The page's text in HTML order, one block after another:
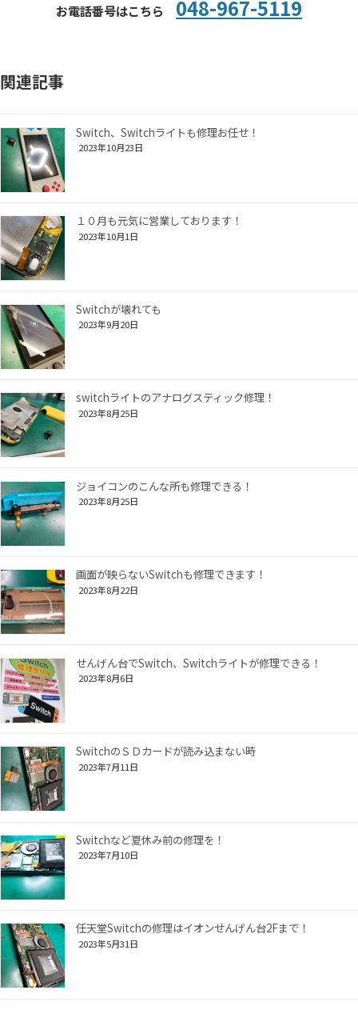
お電話番号はこちら 048-967-5119
関連記事
Switch、Switchライトも修理お任せ！
2023年10月23日
１０月も元気に営業しております！
2023年10月1日
Switchが壊れても
2023年9月20日
switchライトのアナログスティック修理！
2023年8月25日
ジョイコンのこんな所も修理できる！
2023年8月25日
画面が映らないSwitchも修理できます！
2023年8月22日
せんげん台でSwitch、Switchライトが修理できる！
2023年8月6日
SwitchのＳＤカードが読み込まない時
2023年7月11日
Switchなど夏休み前の修理を！
2023年7月10日
任天堂Switchの修理はイオンせんげん台2Fまで！
2023年5月31日